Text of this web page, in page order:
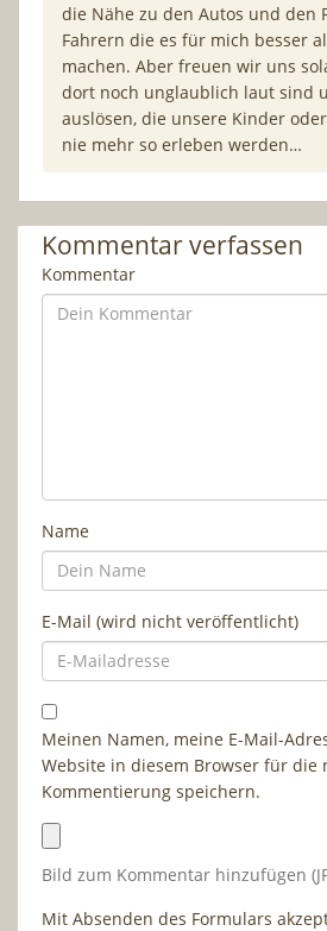
die Nähe zu den Autos und den
Fahrern die es für mich besser
machen. Aber freuen wir uns
dort noch unglaublich laut sind
auslösen, die unsere Kinder
nie mehr so erleben werden…
Kommentar verfassen
Kommentar
Name
E-Mail (wird nicht veröffentlicht)
Meinen Namen, meine E-Mail-
Website in diesem Browser für die
Kommentierung speichern.
Bild zum Kommentar hinzufügen
Mit Absenden des Formulars